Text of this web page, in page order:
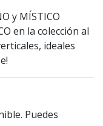
y MÍSTICO
en la colección al
ideales
Puedes